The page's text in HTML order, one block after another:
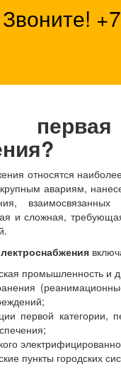
Звоните!
относятся
авариям,
и сложная,
промышленность и
первой категории,
пункты городских